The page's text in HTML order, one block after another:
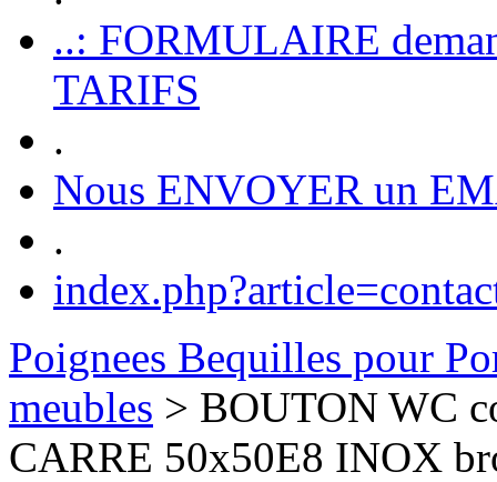
..: FORMULAIRE
TARIFS
.
Nous ENVOYER un
.
Poignees Bequilles pour
meubles > BOUTON WC
CARRE 50x50E8 INOX